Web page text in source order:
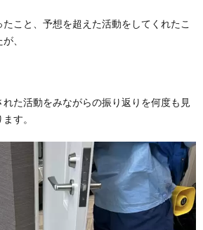
こと、予想を超えた活動をしてくれたこ
、
た活動をみながらの振り返りを何度も見
す。